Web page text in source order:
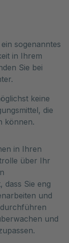
sogenanntes
in Ihrem
Sie bei
keine
die
können.
in Ihren
über Ihr
dass Sie eng
und
und